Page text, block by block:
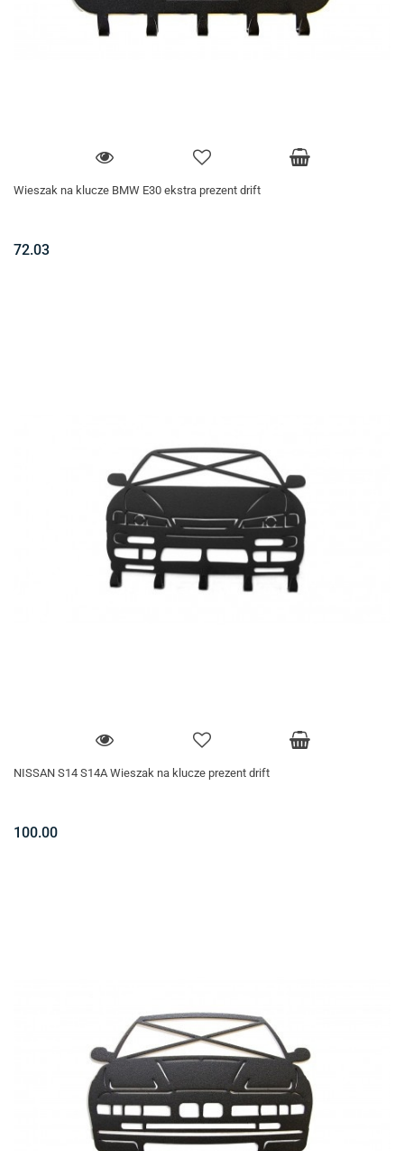
Wieszak na klucze BMW E30 ekstra prezent drift
72.03
NISSAN S14 S14A Wieszak na klucze prezent drift
100.00